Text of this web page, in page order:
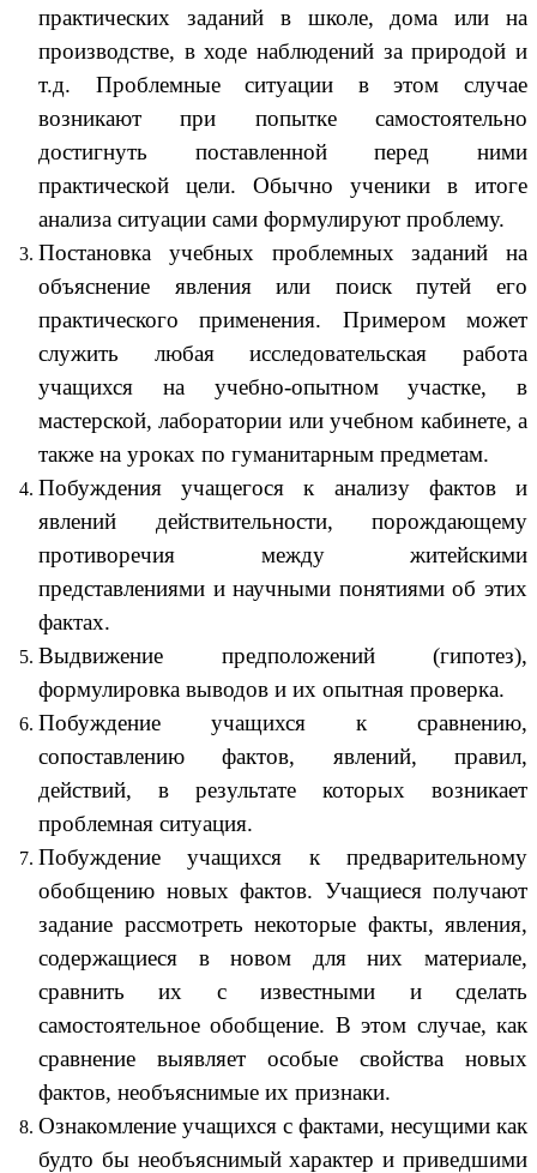
практических заданий в школе, дома или на
производстве, в ходе наблюдений за природой и
т.д. Проблемные ситуации в этом случае
возникают при попытке самостоятельно
достигнуть поставленной перед ними
практической цели. Обычно ученики в итоге
анализа ситуации сами формулируют проблему.
Постановка учебных проблемных заданий на
объяснение явления или поиск путей его
практического применения. Примером может
служить любая исследовательская работа
учащихся на учебно-опытном участке, в
мастерской, лаборатории или учебном кабинете, а
также на уроках по гуманитарным предметам.
Побуждения учащегося к анализу фактов и
явлений действительности, порождающему
противоречия между житейскими
представлениями и научными понятиями об этих
фактах.
Выдвижение предположений (гипотез),
формулировка выводов и их опытная проверка.
Побуждение учащихся к сравнению,
сопоставлению фактов, явлений, правил,
действий, в результате которых возникает
проблемная ситуация.
Побуждение учащихся к предварительному
обобщению новых фактов. Учащиеся получают
задание рассмотреть некоторые факты, явления,
содержащиеся в новом для них материале,
сравнить их с известными и сделать
самостоятельное обобщение. В этом случае, как
сравнение выявляет особые свойства новых
фактов, необъяснимые их признаки.
Ознакомление учащихся с фактами, несущими как
будто бы необъяснимый характер и приведшими